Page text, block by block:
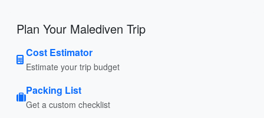
Plan Your Malediven Trip
Cost Estimator
Estimate your trip budget
Packing List
Get a custom checklist